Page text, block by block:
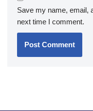
Save my name, email,
next time I comment.